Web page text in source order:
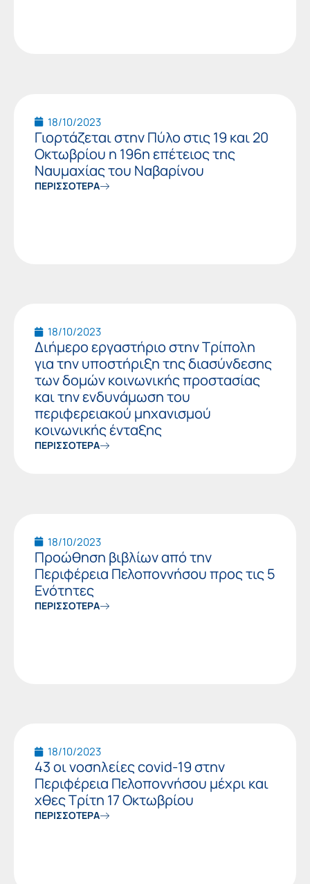
18/10/2023
Γιορτάζεται στην Πύλο στις 19 και 20
Οκτωβρίου η 196η επέτειος της
Ναυμαχίας του Ναβαρίνου
ΠΕΡΙΣΣΟΤΕΡΑ
18/10/2023
Διήμερο εργαστήριο στην Τρίπολη
για την υποστήριξη της διασύνδεσης
των δομών κοινωνικής προστασίας
και την ενδυνάμωση του
περιφερειακού μηχανισμού
κοινωνικής ένταξης
ΠΕΡΙΣΣΟΤΕΡΑ
18/10/2023
Προώθηση βιβλίων από την
Περιφέρεια Πελοποννήσου προς τις 5
Ενότητες
ΠΕΡΙΣΣΟΤΕΡΑ
18/10/2023
43 οι νοσηλείες covid-19 στην
Περιφέρεια Πελοποννήσου μέχρι και
χθες Τρίτη 17 Οκτωβρίου
ΠΕΡΙΣΣΟΤΕΡΑ